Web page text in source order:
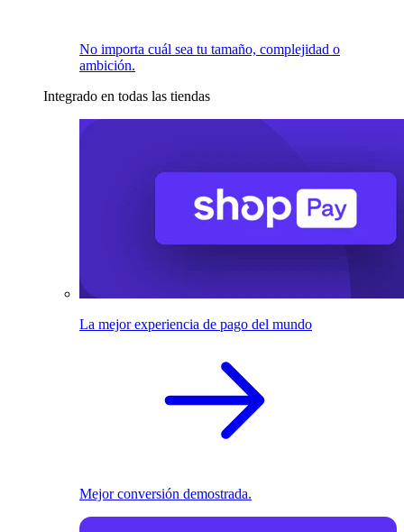
No importa cuál sea tu tamaño, complejidad o
ambición.
Integrado en todas las tiendas
La mejor experiencia de pago del mundo
Mejor conversión demostrada.